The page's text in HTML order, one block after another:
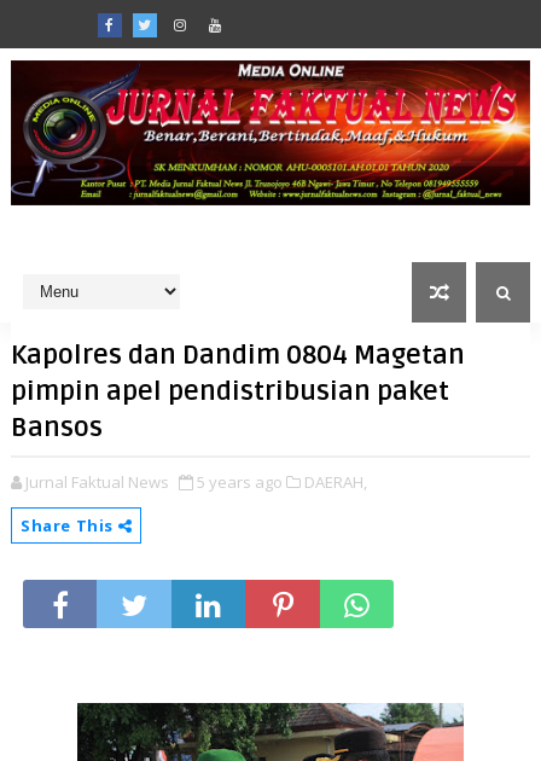
Kapolres dan Dandim 0804 Magetan
pimpin apel pendistribusian paket
Bansos
Jurnal Faktual News 5 years ago
DAERAH,
Share This